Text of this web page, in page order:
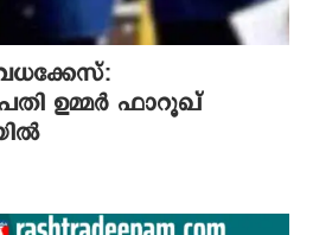
ഉമ്മർ ഫാറൂഖ്